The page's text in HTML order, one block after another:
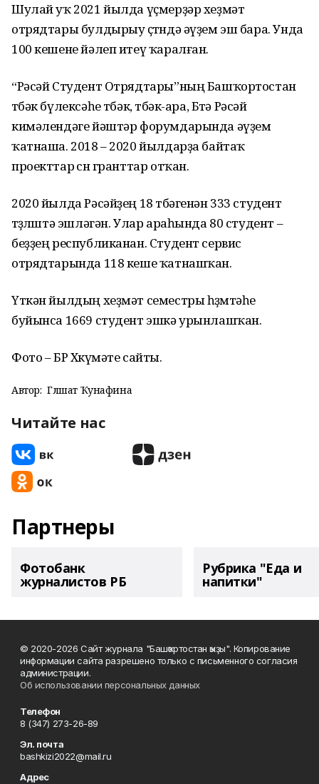
Шулай уҡ 2021 йылда үҫмерҙәр хеҙмәт
отрядтары булдырыу өҫтөндә әүҙем эш бара. Унда
100 кешене йәлеп итеү ҡаралған.
“Рәсәй Студент Отрядтары”ның Башҡортостан
төбәк бүлексәһе төбәк, төбәк-ара, Бөтә Рәсәй
кимәлендәге йәштәр форумдарында әүҙем
ҡатнаша. 2018 – 2020 йылдарҙа байтаҡ
проекттар өсөн гранттар отҡан.
2020 йылда Рәсәйҙең 18 төбәгенән 333 студент
төҙөлөштә эшләгән. Улар араһында 80 студент –
беҙҙең республиканан. Студент сервис
отрядтарында 118 кеше ҡатнашҡан.
Үткән йылдың хеҙмәт семестры һөҙөмтәһе
буйынса 1669 студент эшкә урынлашҡан.
Фото – БР Хөкүмәте сайты.
Автор: Гөлшат Ҡунафина
Читайте нас
Партнеры
Фотобанк
журналистов РБ
Рубрика "Еда и
напитки"
© 2020-2026 Сайт журнала "Башҡортостан ҡыҙы". Копирование
информации сайта разрешено только с письменного согласия
администрации.
Об использовании персональных данных
Телефон
8 (347) 273-26-89
Эл. почта
bashkizi2022@mail.ru
Адрес